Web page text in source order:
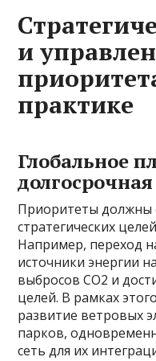
и
практике
Глобальное
Приоритеты должны
стратегических
Например, переход
источники энергии
выбросов CO2 и
целей. В рамках
развитие ветровых
парков,
сеть для их